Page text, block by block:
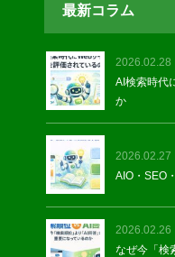
最新コラム
2026.02.28
AI検索時代
か
2026.02.27
AIO・SEO
2026.02.26
なぜ今「検